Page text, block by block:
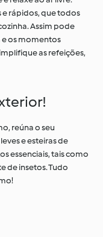
e rápidos, que todos
Assim pode
os momentos
as refeições,
reúna o seu
e esteiras de
essenciais, tais como
de insetos. Tudo